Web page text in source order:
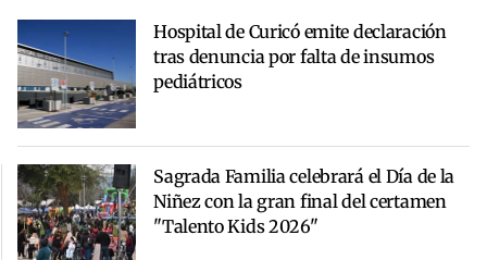
Hospital de Curicó emite declaración
tras denuncia por falta de insumos
pediátricos
Sagrada Familia celebrará el Día de la
Niñez con la gran final del certamen
"Talento Kids 2026"